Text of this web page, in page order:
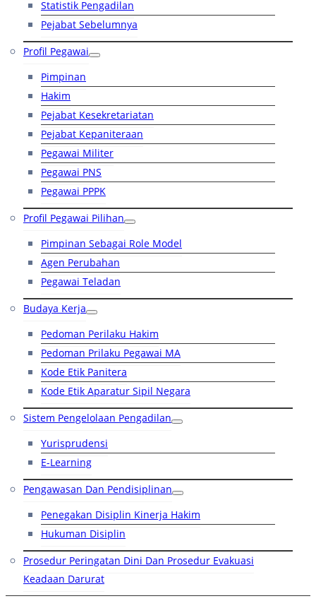
Statistik Pengadilan
Pejabat Sebelumnya
Profil Pegawai
Pimpinan
Hakim
Pejabat Kesekretariatan
Pejabat Kepaniteraan
Pegawai Militer
Pegawai PNS
Pegawai PPPK
Profil Pegawai Pilihan
Pimpinan Sebagai Role Model
Agen Perubahan
Pegawai Teladan
Budaya Kerja
Pedoman Perilaku Hakim
Pedoman Prilaku Pegawai MA
Kode Etik Panitera
Kode Etik Aparatur Sipil Negara
Sistem Pengelolaan Pengadilan
Yurisprudensi
E-Learning
Pengawasan Dan Pendisiplinan
Penegakan Disiplin Kinerja Hakim
Hukuman Disiplin
Prosedur Peringatan Dini Dan Prosedur Evakuasi
Keadaan Darurat